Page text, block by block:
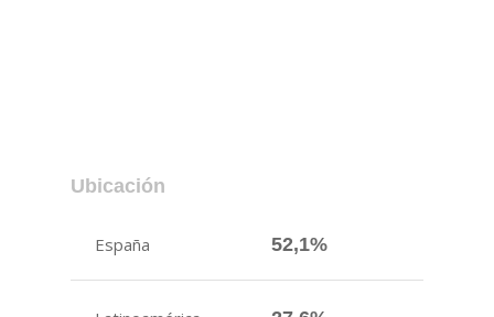
Ubicación
España 52,1%